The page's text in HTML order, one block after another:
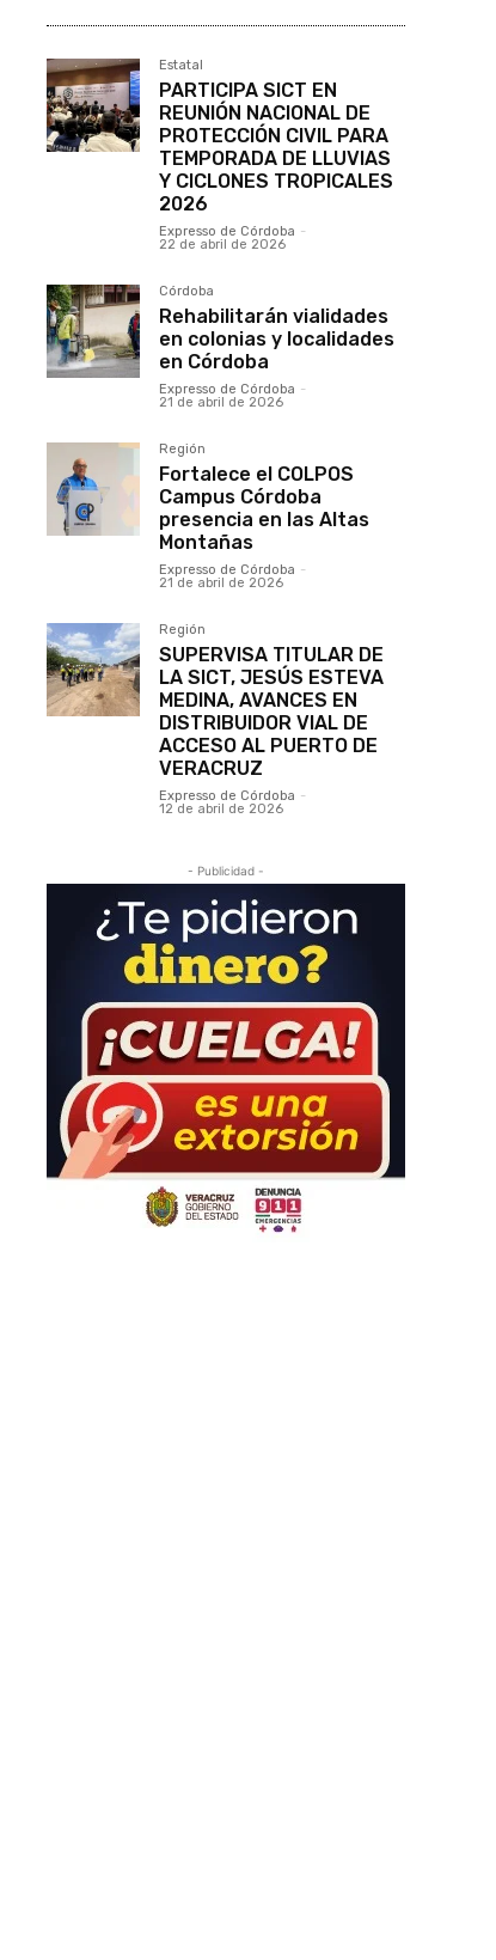
Estatal
PARTICIPA SICT EN
REUNIÓN NACIONAL DE
PROTECCIÓN CIVIL PARA
TEMPORADA DE LLUVIAS
Y CICLONES TROPICALES
2026
Expresso de Córdoba -
22 de abril de 2026
Córdoba
Rehabilitarán vialidades
en colonias y localidades
en Córdoba
Expresso de Córdoba -
21 de abril de 2026
Región
Fortalece el COLPOS
Campus Córdoba
presencia en las Altas
Montañas
Expresso de Córdoba -
21 de abril de 2026
Región
SUPERVISA TITULAR DE
LA SICT, JESÚS ESTEVA
MEDINA, AVANCES EN
DISTRIBUIDOR VIAL DE
ACCESO AL PUERTO DE
VERACRUZ
Expresso de Córdoba -
12 de abril de 2026
- Publicidad -